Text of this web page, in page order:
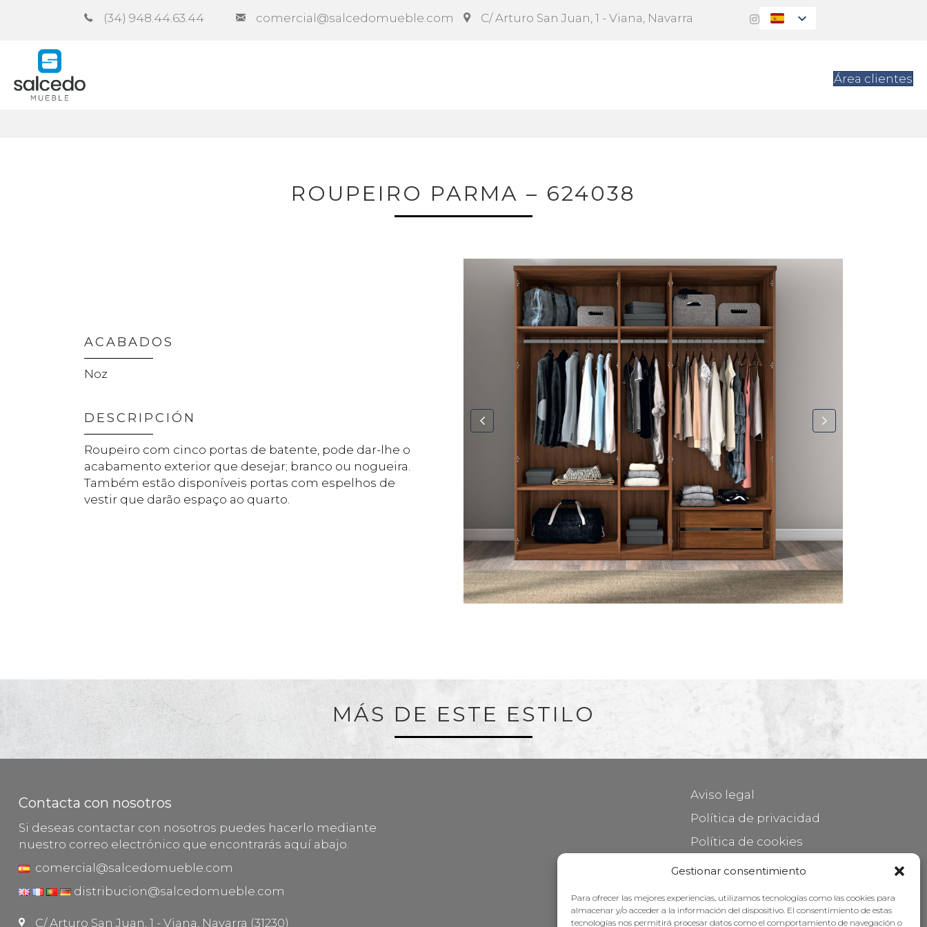
Gestionar consentimiento
Para ofrecer las mejores experiencias, utilizamos tecnologías como las cookies para
almacenar y/o acceder a la información del dispositivo. El consentimiento de estas
tecnologías nos permitirá procesar datos como el comportamiento de navegación o
(34) 948.44.63.44 comercial@salcedomueble.com C/ Arturo San Juan, 1 - Viana, Navarra
Área clientes
ROUPEIRO PARMA – 624038
ACABADOS
Noz
DESCRIPCIÓN
Roupeiro com cinco portas de batente, pode dar-lhe o
acabamento exterior que desejar; branco ou nogueira.
Também estão disponíveis portas com espelhos de
vestir que darão espaço ao quarto.
MÁS DE ESTE ESTILO
Contacta con nosotros
Si deseas contactar con nosotros puedes hacerlo mediante
nuestro correo electrónico que encontrarás aquí abajo.
comercial@salcedomueble.com
distribucion@salcedomueble.com
C/ Arturo San Juan, 1 - Viana, Navarra (31230)
Aviso legal
Política de privacidad
Política de cookies
Mantener su mueble